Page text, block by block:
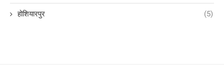
होशियारपुर (5)